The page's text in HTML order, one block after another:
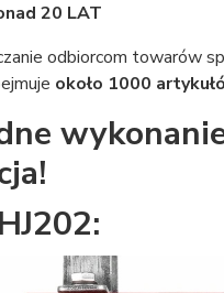
20 LAT
odbiorcom towarów
około 1000